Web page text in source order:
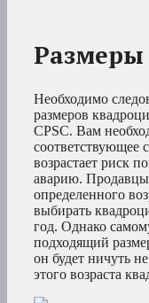
Размеры
Необходимо
размеров
CPSC. Вам
соответствующее
возрастает риск
аварию. Продавцы
определенного
выбирать
год. Однако
подходящий
он будет ничуть
этого возраста